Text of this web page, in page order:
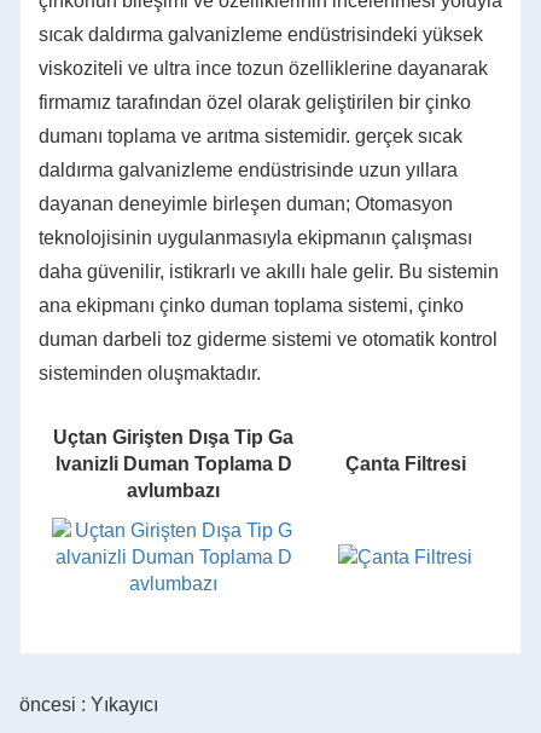
sıcak daldırma galvanizleme endüstrisindeki yüksek
viskoziteli ve ultra ince tozun özelliklerine dayanarak
firmamız tarafından özel olarak geliştirilen bir çinko
dumanı toplama ve arıtma sistemidir. gerçek sıcak
daldırma galvanizleme endüstrisinde uzun yıllara
dayanan deneyimle birleşen duman; Otomasyon
teknolojisinin uygulanmasıyla ekipmanın çalışması
daha güvenilir, istikrarlı ve akıllı hale gelir. Bu sistemin
ana ekipmanı çinko duman toplama sistemi, çinko
duman darbeli toz giderme sistemi ve otomatik kontrol
sisteminden oluşmaktadır.
Uçtan Girişten Dışa Tip Ga
lvanizli Duman Toplama D
avlumbazı
Çanta Filtresi
öncesi : Yıkayıcı